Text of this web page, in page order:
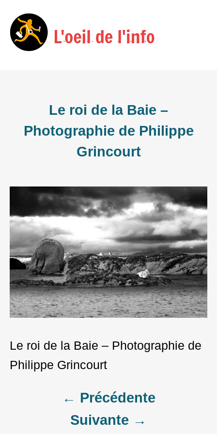
Skip
to
Le roi de la Baie –
Photographie de Philippe
Grincourt
Le roi de la Baie – Photographie de
Philippe Grincourt
navigation
← Précédente
Suivante →